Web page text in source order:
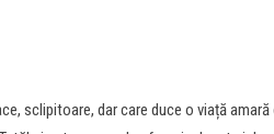
sclipitoare, dar care duce o viață